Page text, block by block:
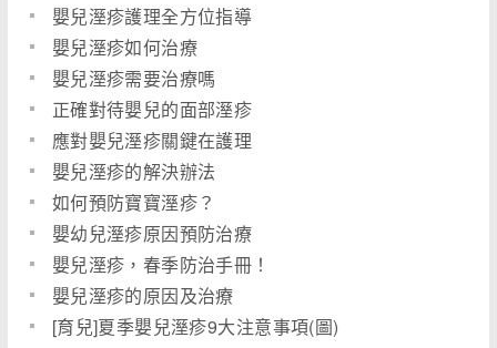
嬰兒溼疹護理全方位指導
嬰兒溼疹如何治療
嬰兒溼疹需要治療嗎
正確對待嬰兒的面部溼疹
應對嬰兒溼疹關鍵在護理
嬰兒溼疹的解決辦法
如何預防寶寶溼疹？
嬰幼兒溼疹原因預防治療
嬰兒溼疹，春季防治手冊！
嬰兒溼疹的原因及治療
[育兒]夏季嬰兒溼疹9大注意事項(圖)